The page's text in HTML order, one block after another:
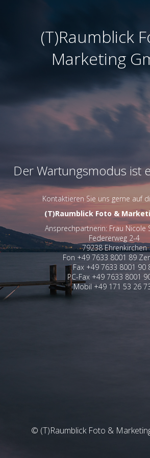
(T)Raumblick
Marketing
Der Wartungsmodus ist
Kontaktieren Sie uns gerne auf
(T)Raumblick Foto &
Ansprechpartnerin: Frau Nicole
Federerweg 2-4
79238 Ehrenkirchen
Fon +49 7633 8001 89
Fax +49 7633 8001 90
PC-Fax +49 7633 8001
Mobil +49 171 53 26
© (T)Raumblick Foto &